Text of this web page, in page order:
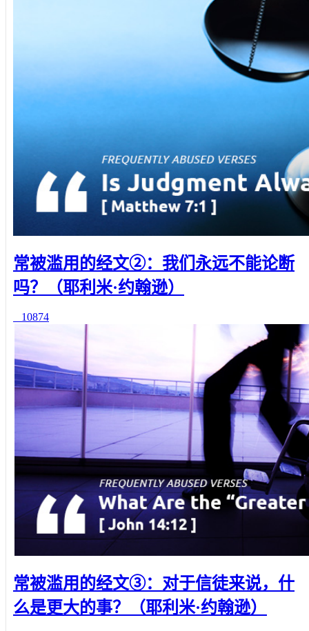
常被滥用的经文②：我们永远不能论断
吗？（耶利米·约翰逊）
10874
常被滥用的经文③：对于信徒来说，什
么是更大的事？（耶利米·约翰逊）